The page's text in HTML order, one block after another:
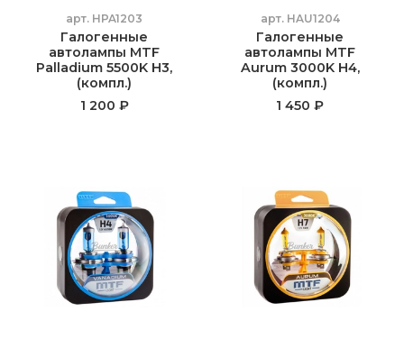
арт. HPA1203
Галогенные
автолампы MTF
Palladium 5500K H3,
(компл.)
1 200 ₽
арт. HAU1204
Галогенные
автолампы MTF
Aurum 3000K H4,
(компл.)
1 450 ₽